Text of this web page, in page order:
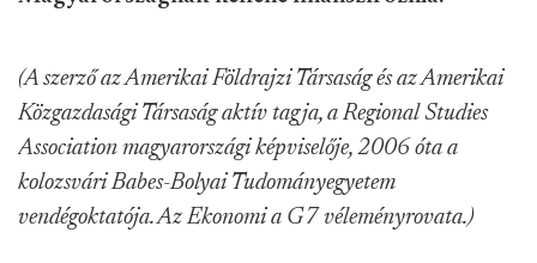
(A szerző az Amerikai Földrajzi Társaság és az Amerikai
Közgazdasági Társaság aktív tagja, a Regional Studies
Association magyarországi képviselője, 2006 óta a
kolozsvári Babes-Bolyai Tudományegyetem
vendégoktatója. Az Ekonomi a G7 véleményrovata.)